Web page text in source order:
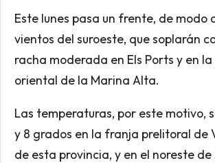
Este lunes pasa un frente, de modo
vientos del suroeste, que soplarán
racha moderada en Els Ports y en
oriental de la Marina Alta.
Las temperaturas, por este motivo,
y 8 grados en la franja prelitoral de
de esta provincia, y en el noreste